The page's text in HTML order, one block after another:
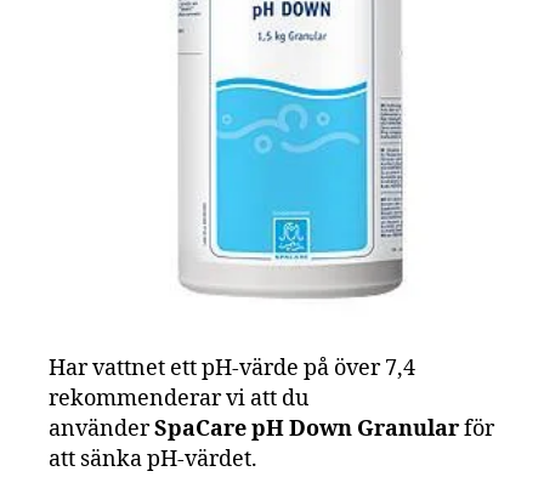
Har vattnet ett pH-värde på över 7,4
rekommenderar vi att du
använderSpaCare pH Down Granularför
att sänka pH-värdet.